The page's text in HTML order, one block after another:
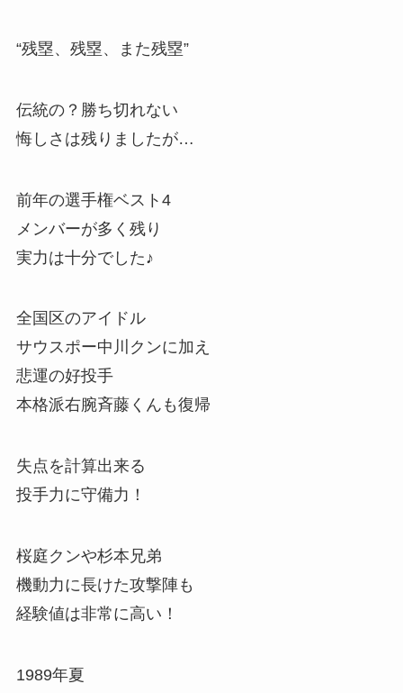
“残塁、残塁、また残塁”
伝統の？勝ち切れない
悔しさは残りましたが…
前年の選手権ベスト4
メンバーが多く残り
実力は十分でした♪
全国区のアイドル
サウスポー中川クンに加え
悲運の好投手
本格派右腕斉藤くんも復帰
失点を計算出来る
投手力に守備力！
桜庭クンや杉本兄弟
機動力に長けた攻撃陣も
経験値は非常に高い！
1989年夏